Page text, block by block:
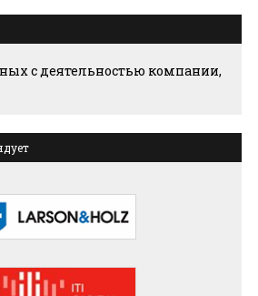
с деятельностью компании,